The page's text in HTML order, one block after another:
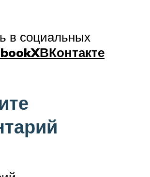
в социальных
XВКонтакте